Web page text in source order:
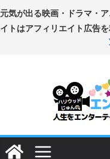
コ
ン